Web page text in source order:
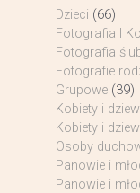
Dzieci (66)
Fotografia I
Fotografia
Fotografie
Grupowe (39)
Kobiety i
Kobiety i
Osoby
Panowie i
Panowie i